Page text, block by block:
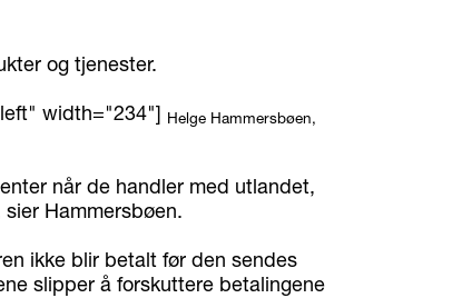
og tjenester.
width="234"] Helge Hammersbøen,
når de handler med utlandet,
Hammersbøen.
ikke blir betalt før den sendes
slipper å forskuttere betalingene